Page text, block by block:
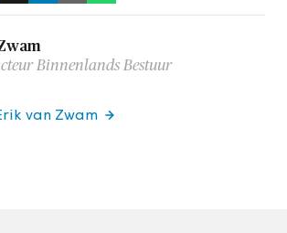
Binnenlands Bestuur
van Zwam